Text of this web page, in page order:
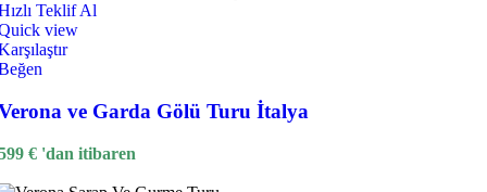
Teklif Al
view
ve Garda Gölü Turu İtalya
€ 'dan itibaren